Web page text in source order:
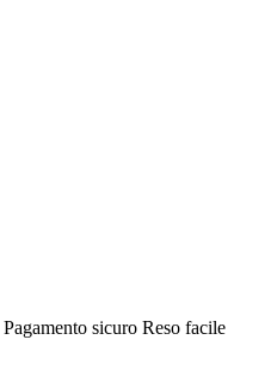
Pagamento sicuro Reso facile